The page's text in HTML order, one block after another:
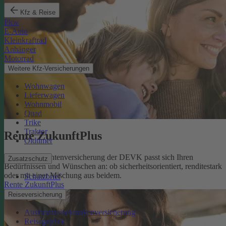
Kfz & Reise
Pkw
E-Auto
Kleinkraftrad
Anhänger
Motorrad
Weitere Kfz-Versicherungen
Wohnwagen
Lieferwagen
Wohnmobil
Quad
Trike
Traktor
Oldtimer
Zusatzschutz
Schutzbrief
Reiseversicherung
Auslandsreisekrankenversicherung
Reisegepäck
Rente ZukunftPlus
Die private Rentenversicherung der DEVK passt sich Ihren
Bedürfnissen und Wünschen an: ob sicherheitsorientiert, renditestark
oder mit einer Mischung aus beidem.
Rente ZukunftPlus